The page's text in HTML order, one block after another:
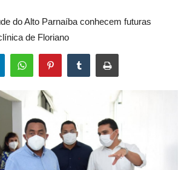
do Alto Parnaíba conhecem futuras
de Floriano